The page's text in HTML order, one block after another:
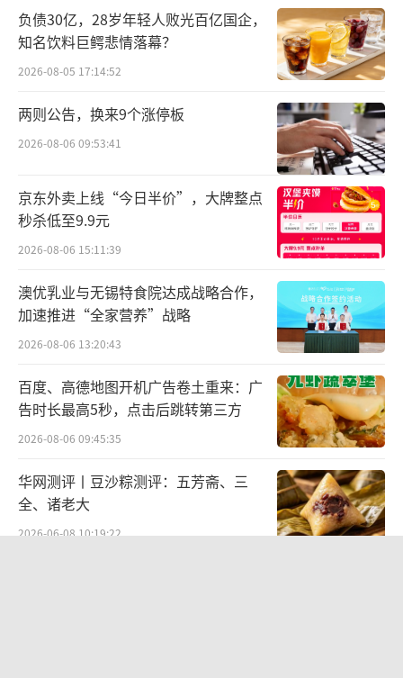
因为量贩零食渠道逐渐掌握了主动权，产
品在门店用销量说话，没有账期现款现货，厂
家与渠道互不绑架。在品牌“卷”的飞起的量
贩零食门店，杂牌产品哪里会有生存空间？许
多一线品牌都在给量贩系统做产品定制，希望
通过深度合作创新渠道来获得进一步的增长。
所以，2024年的量贩零食店不缺产品。优
秀的厂家会主动适配量贩零食渠道，平台们甚
至不用费力去“上移”，都会有厂家主动“下
来”。
量贩零食平台真正的痛点在于“下沉”。
强度拉满的下沉市场
近两年，量贩零食门店拓店速度加快，消
费者中也有了一些不一样的声音。“在我们老
家的小县城，开了好多家零食店，一条街上就
有两三个品牌挨着”、“零食店就是一阵风，
平台赚的是加盟商的钱”等等言论甚嚣尘上。
负债30亿，28岁年轻人败光百亿国企，
知名饮料巨鳄悲情落幕？
2026-08-05 17:14:52
两则公告，换来9个涨停板
2026-08-06 09:53:41
京东外卖上线“今日半价”，大牌整点
秒杀低至9.9元
2026-08-06 15:11:39
澳优乳业与无锡特食院达成战略合作，
加速推进“全家营养”战略
2026-08-06 13:20:43
百度、高德地图开机广告卷土重来：广
告时长最高5秒，点击后跳转第三方
2026-08-06 09:45:35
华网测评丨豆沙粽测评：五芳斋、三
全、诸老大
2026-06-08 10:19:22